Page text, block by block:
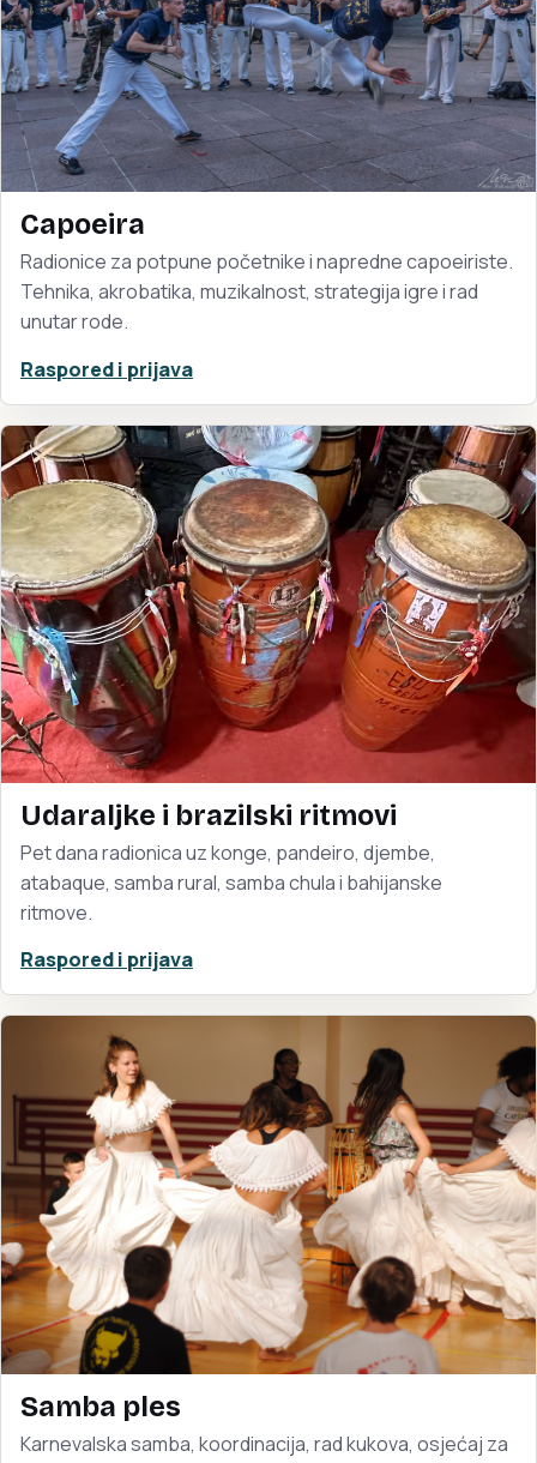
Capoeira
Radionice za potpune početnike i napredne capoeiriste.
Tehnika, akrobatika, muzikalnost, strategija igre i rad
unutar rode.
Raspored i prijava
Udaraljke i brazilski ritmovi
Pet dana radionica uz konge, pandeiro, djembe,
atabaque, samba rural, samba chula i bahijanske
ritmove.
Raspored i prijava
Samba ples
Karnevalska samba, koordinacija, rad kukova, osjećaj za